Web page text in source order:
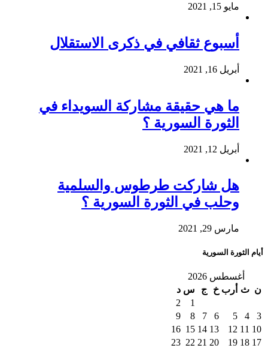
مايو 15, 2021
أسبوع ثقافي في ذكرى الاستقلال
أبريل 16, 2021
ما هي حقيقة مشاركة السويداء في
الثورة السورية ؟
أبريل 12, 2021
هل شاركت طرطوس والسلمية
وحلب في الثورة السورية ؟
مارس 29, 2021
أيام الثورة السورية
أغسطس 2026
ن ث أرب خ ج س د
1
2
3
4
5
6
7
8
9
10
11
12
13
14
15
16
17
18
19
20
21
22
23